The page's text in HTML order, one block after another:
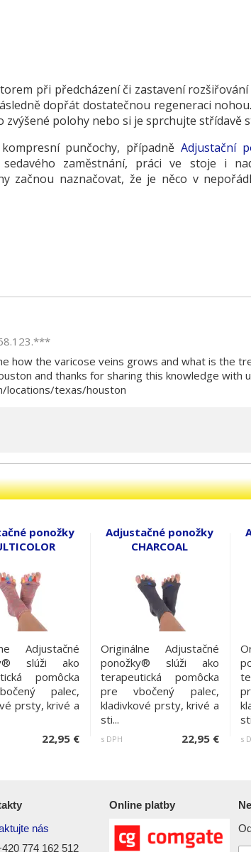
při předcházení či zastavení
dopřát dostatečnou regeneraci
zvýšené polohy nebo si je sprchujte střídavě
punčochy, případně Adjustační
zaměstnání, práci ve stoje i
začnou naznačovat, že je něco v
and thanks for sharing this knowledge with
locations/texas/houston
ponožky
Adjustačné
slúži ako
pomôcka
palec,
prsty, krivé a
22,95 €
Adjustačné ponožky
CHARCOAL
Originálne Adjustačné
ponožky® slúži ako
terapeutická pomôcka
pre vbočený palec,
kladivkové prsty, krivé a
sti...
s DPH 22,95 € s
nás
774 162 512
Online platby